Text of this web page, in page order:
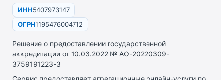
ИНН5407973147
ОГРН1195476004712
Решение о предоставлении государственной
аккредитации от 10.03.2022 № АО-20220309-
3759191223-3
Сервис предоставляет агрегационные онлайн-услуги по